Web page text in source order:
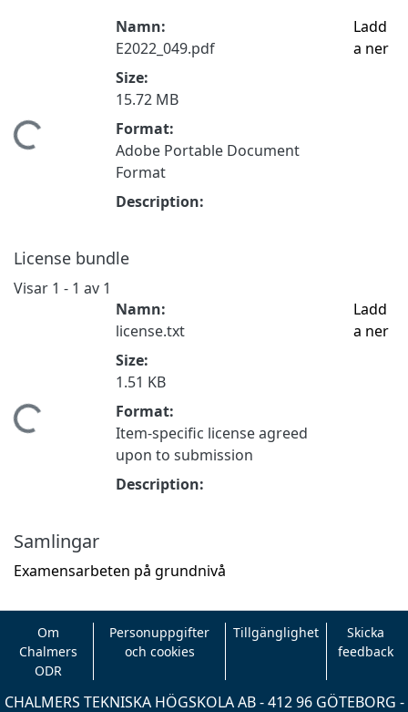
Namn:
E2022_049.pdf
Size:
15.72 MB
Format:
Adobe Portable Document
Format
Description:
Ladd
a ner
License bundle
Visar 1 - 1 av 1
Namn:
license.txt
Size:
1.51 KB
Format:
Item-specific license agreed
upon to submission
Description:
Ladd
a ner
Samlingar
Examensarbeten på grundnivå
Om
Chalmers
ODR
Personuppgifter
och cookies
Tillgänglighet
Skicka
feedback
CHALMERS TEKNISKA HÖGSKOLA AB - 412 96 GÖTEBORG -